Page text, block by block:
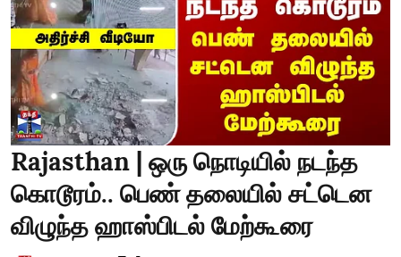
Rajasthan | ஒரு நொடியில் நடந்த
கொடூரம்.. பெண் தலையில் சட்டென
விழுந்த ஹாஸ்பிடல் மேற்கூரை